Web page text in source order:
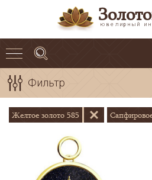
ювелирный
Фильтр
Желтое золото 585